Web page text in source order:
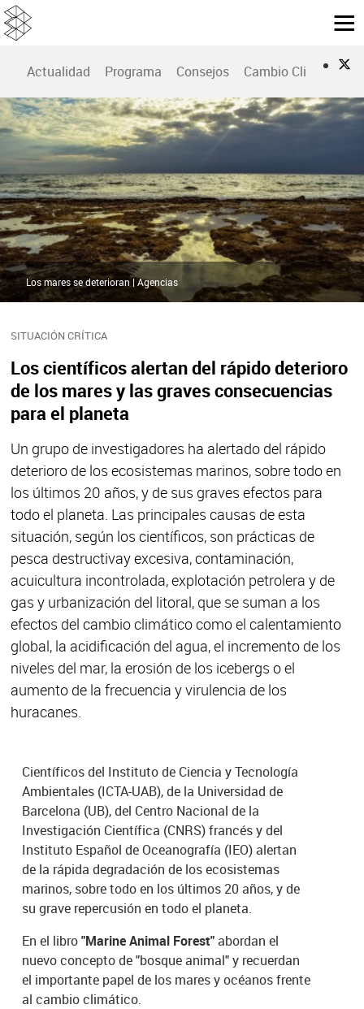
Actualidad Programa Consejos Cambio Climático
SITUACIÓN CRÍTICA
Los científicos alertan del rápido deterioro
de los mares y las graves consecuencias
para el planeta
Un grupo de investigadores ha alertado del rápido
deterioro de los ecosistemas marinos, sobre todo en
los últimos 20 años, y de sus graves efectos para
todo el planeta. Las principales causas de esta
situación, según los científicos, son prácticas de
pesca destructivay excesiva, contaminación,
acuicultura incontrolada, explotación petrolera y de
gas y urbanización del litoral, que se suman a los
efectos del cambio climático como el calentamiento
global, la acidificación del agua, el incremento de los
niveles del mar, la erosión de los icebergs o el
aumento de la frecuencia y virulencia de los
huracanes.
Los mares se deterioran | Agencias
Científicos del Instituto de Ciencia y Tecnología
Ambientales (ICTA-UAB), de la Universidad de
Barcelona (UB), del Centro Nacional de la
Investigación Científica (CNRS) francés y del
Instituto Español de Oceanografía (IEO) alertan
de la rápida degradación de los ecosistemas
marinos, sobre todo en los últimos 20 años, y de
su grave repercusión en todo el planeta.
En el libro"Marine Animal Forest"abordan el
nuevo concepto de "bosque animal" y recuerdan
el importante papel de los mares y océanos frente
al cambio climático.